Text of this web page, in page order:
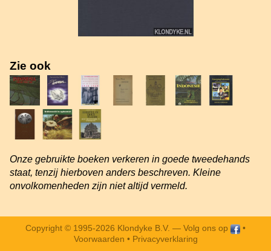
Zie ook
Onze gebruikte boeken verkeren in goede tweedehands
staat, tenzij hierboven anders beschreven. Kleine
onvolkomenheden zijn niet altijd vermeld.
Copyright © 1995-2026 Klondyke B.V. — Volg ons op
•
Voorwaarden • Privacyverklaring